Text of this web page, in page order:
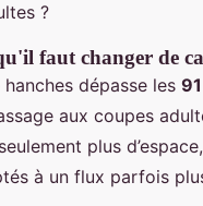
?
faut changer de
dépasse les
aux coupes
plus
à un flux parfois